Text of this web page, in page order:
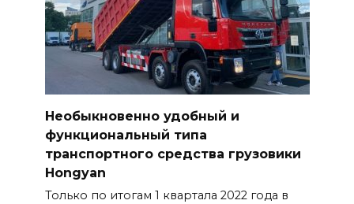
Необыкновенно удобный и
функциональный типа
транспортного средства грузовики
Hongyan
Только по итогам 1 квартала 2022 года в